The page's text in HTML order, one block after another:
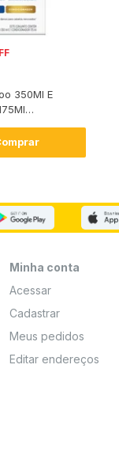
350Ml E
Minha conta
Acessar
Cadastrar
Meus pedidos
Editar endereços